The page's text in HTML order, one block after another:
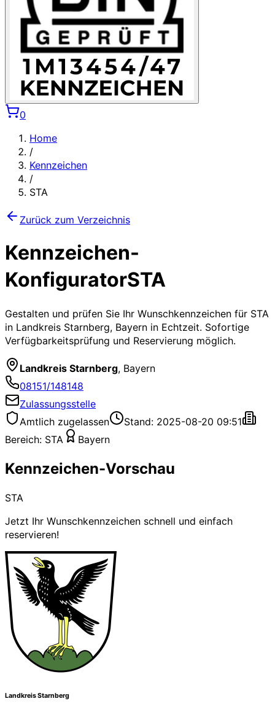
0
Home
/
Kennzeichen
/
STA
Zurück zum Verzeichnis
Kennzeichen-
KonfiguratorSTA
Gestalten und prüfen Sie Ihr Wunschkennzeichen für STA
in Landkreis Starnberg, Bayern in Echtzeit. Sofortige
Verfügbarkeitsprüfung und Reservierung möglich.
Landkreis Starnberg, Bayern
08151/148148
Zulassungsstelle
Amtlich zugelassen
Stand: 2025-08-20 09:51
Bereich: STA Bayern
Kennzeichen-Vorschau
STA
Jetzt Ihr Wunschkennzeichen schnell und einfach
reservieren!
Landkreis Starnberg